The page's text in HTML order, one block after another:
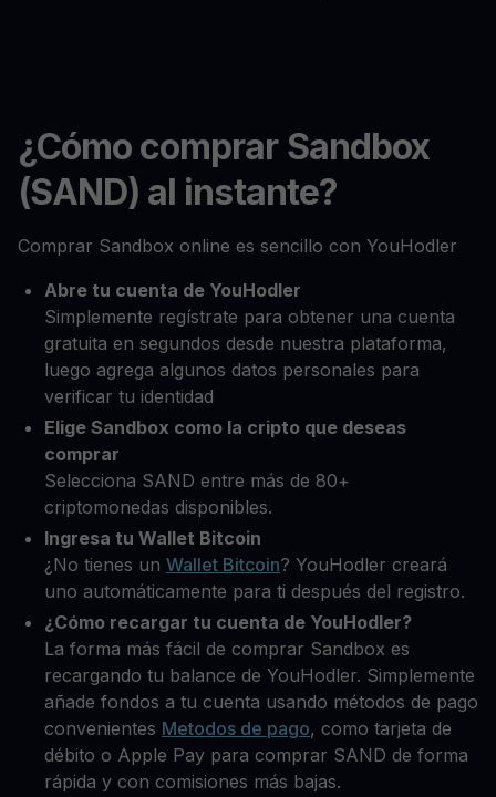
¿Cómo comprar Sandbox
(SAND) al instante?
Comprar Sandbox online es sencillo con YouHodler
Abre tu cuenta de YouHodler
Simplemente regístrate para obtener una cuenta
gratuita en segundos desde nuestra plataforma,
luego agrega algunos datos personales para
verificar tu identidad
Elige Sandbox como la cripto que deseas
comprar
Selecciona SAND entre más de 80+
criptomonedas disponibles.
Ingresa tu Wallet Bitcoin
¿No tienes un Wallet Bitcoin? YouHodler creará
uno automáticamente para ti después del registro.
¿Cómo recargar tu cuenta de YouHodler?
La forma más fácil de comprar Sandbox es
recargando tu balance de YouHodler. Simplemente
añade fondos a tu cuenta usando métodos de pago
convenientes Metodos de pago, como tarjeta de
débito o Apple Pay para comprar SAND de forma
rápida y con comisiones más bajas.